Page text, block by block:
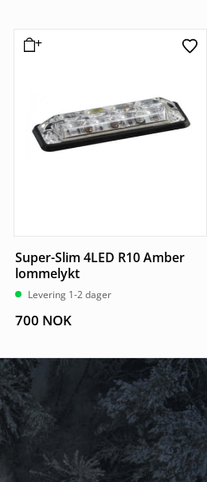
Super-Slim 4LED R10 Amber
lommelykt
Levering 1-2 dager
700 NOK